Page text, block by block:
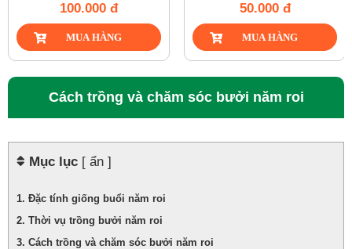
100.000 đ 50.000 đ
Cách trồng và chăm sóc bưởi năm roi
Mục lục [ ẩn ]
Đặc tính giống buổi năm roi
Thời vụ trồng bưởi năm roi
Cách trồng và chăm sóc bưởi năm roi